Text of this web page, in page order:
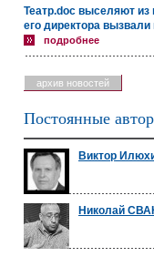
Театр.doc выселяют
его директора вызвали
подробнее
архив новостей
Постоянные
Виктор
Николай